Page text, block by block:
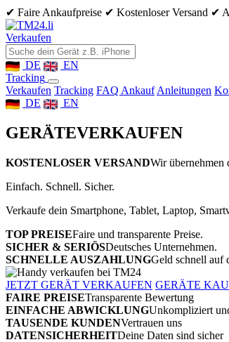
✔ Faire Ankaufpreise ✔ Kostenloser Versand ✔
Verkaufen
DE
EN
Tracking
Verkaufen Tracking FAQ Ankauf Anleitungen
DE
EN
GERÄTEVERKAUFEN
KOSTENLOSER VERSANDWir übernehmen
Einfach. Schnell. Sicher.
Verkaufe dein Smartphone, Tablet, Laptop,
TOP PREISEFaire und transparente Preise.
SICHER & SERIÖSDeutsches Unternehmen.
SCHNELLE AUSZAHLUNGGeld schnell auf
JETZT GERÄT VERKAUFEN GERÄTE
FAIRE PREISETransparente Bewertung
EINFACHE ABWICKLUNGUnkompliziert
TAUSENDE KUNDENVertrauen uns
DATENSICHERHEITDeine Daten sind sicher